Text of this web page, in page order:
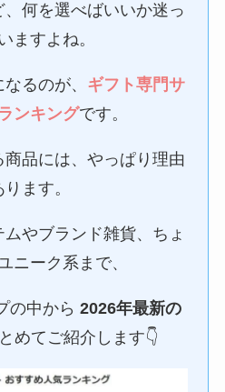
何を選べばいいか迷っ
ますよね。
るのが、 ギフト専門サ
ンキングです。
品には、やっぱり理由
ます。
やブランド雑貨、ちょ
ニーク系まで、
の中から 2026年最新の
めてご紹介します👇